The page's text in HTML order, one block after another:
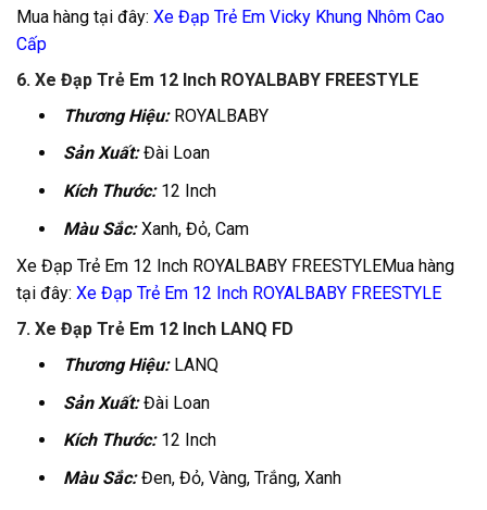
Mua hàng tại đây: Xe Đạp Trẻ Em Vicky Khung Nhôm Cao
Cấp
6. Xe Đạp Trẻ Em 12 Inch ROYALBABY FREESTYLE
Thương Hiệu:ROYALBABY
Sản Xuất:Đài Loan
Kích Thước:12 Inch
Màu Sắc:Xanh, Đỏ, Cam
Xe Đạp Trẻ Em 12 Inch ROYALBABY FREESTYLEMua hàng
tại đây: Xe Đạp Trẻ Em 12 Inch ROYALBABY FREESTYLE
7. Xe Đạp Trẻ Em 12 Inch LANQ FD
Thương Hiệu:LANQ
Sản Xuất:Đài Loan
Kích Thước:12 Inch
Màu Sắc: Đen, Đỏ, Vàng, Trắng, Xanh